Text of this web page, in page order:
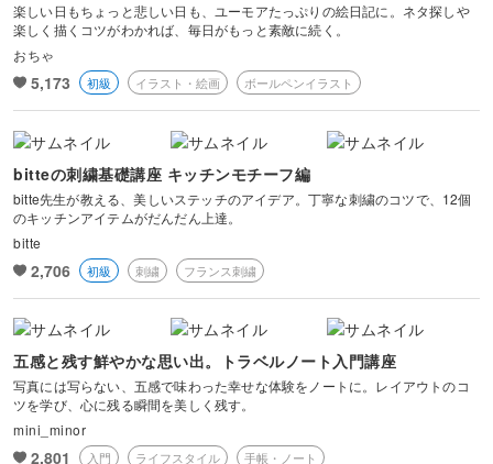
楽しい日もちょっと悲しい日も、ユーモアたっぷりの絵日記に。ネタ探しや
楽しく描くコツがわかれば、毎日がもっと素敵に続く。
おちゃ
5,173 初級 イラスト・絵画 ボールペンイラスト
bitteの刺繍基礎講座 キッチンモチーフ編
bitte先生が教える、美しいステッチのアイデア。丁寧な刺繍のコツで、12個
のキッチンアイテムがだんだん上達。
bitte
2,706 初級 刺繍 フランス刺繍
五感と残す鮮やかな思い出。トラベルノート入門講座
写真には写らない、五感で味わった幸せな体験をノートに。レイアウトのコ
ツを学び、心に残る瞬間を美しく残す。
mini_minor
2,801 入門 ライフスタイル 手帳・ノート